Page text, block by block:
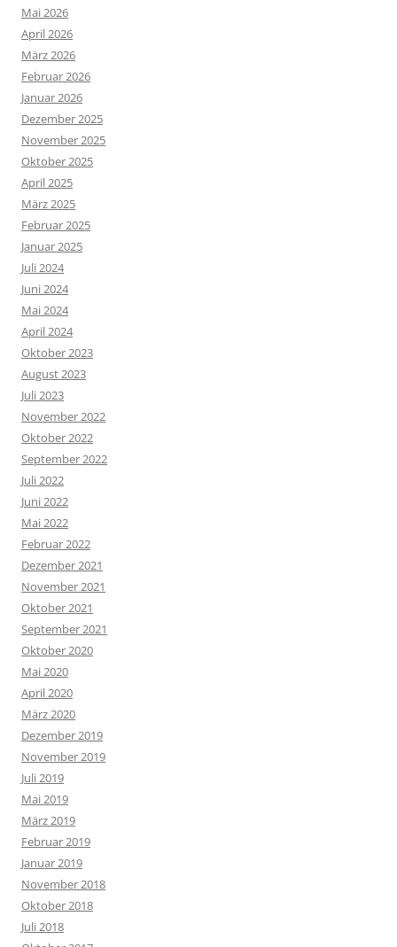
Mai 2026
April 2026
März 2026
Februar 2026
Januar 2026
Dezember 2025
November 2025
Oktober 2025
April 2025
März 2025
Februar 2025
Januar 2025
Juli 2024
Juni 2024
Mai 2024
April 2024
Oktober 2023
August 2023
Juli 2023
November 2022
Oktober 2022
September 2022
Juli 2022
Juni 2022
Mai 2022
Februar 2022
Dezember 2021
November 2021
Oktober 2021
September 2021
Oktober 2020
Mai 2020
April 2020
März 2020
Dezember 2019
November 2019
Juli 2019
Mai 2019
März 2019
Februar 2019
Januar 2019
November 2018
Oktober 2018
Juli 2018